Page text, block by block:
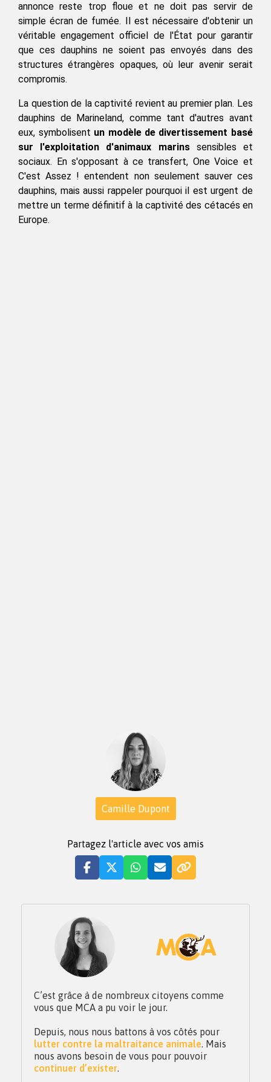
annonce reste trop floue et ne doit pas servir de
simple écran de fumée. Il est nécessaire d'obtenir un
véritable engagement officiel de l'État pour garantir
que ces dauphins ne soient pas envoyés dans des
structures étrangères opaques, où leur avenir serait
compromis.
La question de la captivité revient au premier plan. Les
dauphins de Marineland, comme tant d'autres avant
eux, symbolisent un modèle de divertissement basé
sur l'exploitation d'animaux marins sensibles et
sociaux. En s'opposant à ce transfert, One Voice et
C'est Assez ! entendent non seulement sauver ces
dauphins, mais aussi rappeler pourquoi il est urgent de
mettre un terme définitif à la captivité des cétacés en
Europe.
Camille Dupont
Partagez l'article avec vos amis
C’est grâce à de nombreux citoyens comme
vous que MCA a pu voir le jour.
Depuis, nous nous battons à vos côtés pour
lutter contre la maltraitance animale. Mais
nous avons besoin de vous pour pouvoir
continuer d’exister.